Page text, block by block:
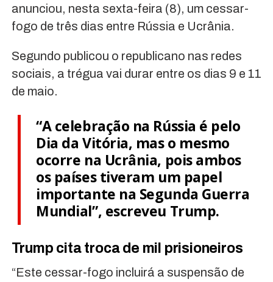
anunciou, nesta sexta-feira (8), um cessar-
fogo de três dias entre Rússia e Ucrânia.
Segundo publicou o republicano nas redes
sociais, a trégua vai durar entre os dias 9 e 11
de maio.
“A celebração na Rússia é pelo
Dia da Vitória, mas o mesmo
ocorre na Ucrânia, pois ambos
os países tiveram um papel
importante na Segunda Guerra
Mundial”, escreveu Trump.
Trump cita troca de mil prisioneiros
“Este cessar-fogo incluirá a suspensão de